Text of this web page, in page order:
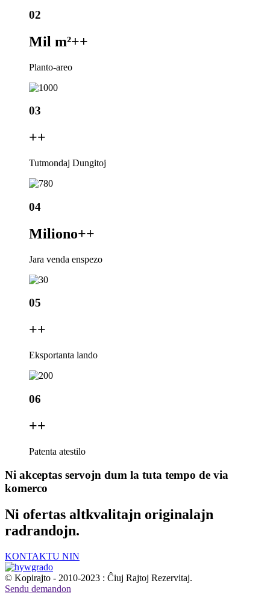
02
Mil m²++
Planto-areo
03
++
Tutmondaj Dungitoj
04
Miliono++
Jara venda enspezo
05
++
Eksportanta lando
06
++
Patenta atestilo
Ni akceptas servojn dum la tuta tempo de via
komerco
Ni ofertas altkvalitajn originalajn
radrandojn.
KONTAKTU NIN
© Kopirajto - 2010-2023 : Ĉiuj Rajtoj Rezervitaj.
Sendu demandon